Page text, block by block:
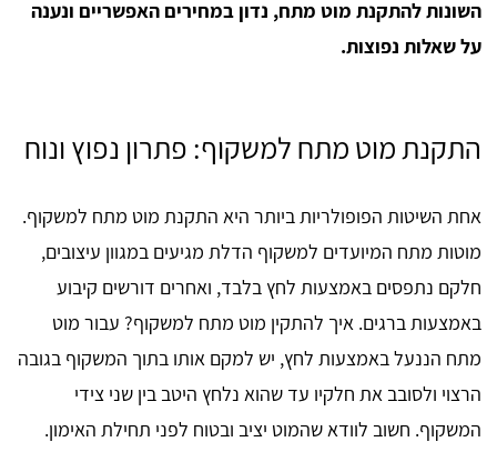
השונות להתקנת מוט מתח, נדון במחירים האפשריים ונענה
על שאלות נפוצות.
התקנת מוט מתח למשקוף: פתרון נפוץ ונוח
אחת השיטות הפופולריות ביותר היא התקנת מוט מתח למשקוף.
מוטות מתח המיועדים למשקוף הדלת מגיעים במגוון עיצובים,
חלקם נתפסים באמצעות לחץ בלבד, ואחרים דורשים קיבוע
באמצעות ברגים. איך להתקין מוט מתח למשקוף? עבור מוט
מתח הננעל באמצעות לחץ, יש למקם אותו בתוך המשקוף בגובה
הרצוי ולסובב את חלקיו עד שהוא נלחץ היטב בין שני צידי
המשקוף. חשוב לוודא שהמוט יציב ובטוח לפני תחילת האימון.